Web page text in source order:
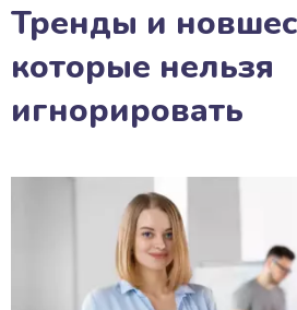
Тренды и
которые нельзя
игнорировать